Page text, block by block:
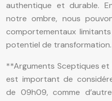
authentique et durable.
notre ombre, nous
comportementaux
potentiel de transformation.
**Arguments Sceptiques
est important de
de 09h09, comme